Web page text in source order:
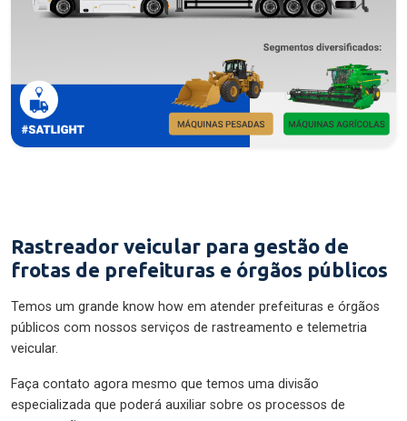
Rastreador veicular para gestão de
frotas de prefeituras e órgãos públicos
Temos um grande know how em atender prefeituras e órgãos
públicos com nossos serviços de rastreamento e telemetria
veicular.
Faça contato agora mesmo que temos uma divisão
especializada que poderá auxiliar sobre os processos de